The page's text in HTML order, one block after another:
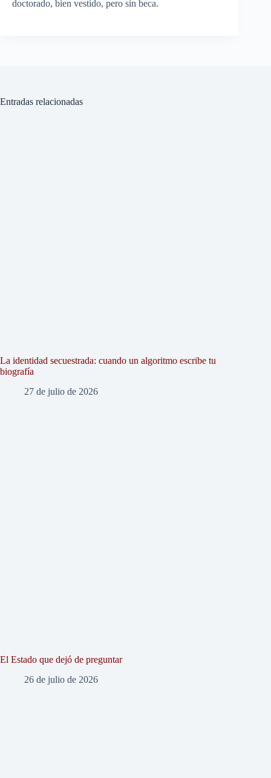
doctorado, bien vestido, pero sin beca.
Entradas relacionadas
La identidad secuestrada: cuando un algoritmo escribe tu
biografía
27 de julio de 2026
El Estado que dejó de preguntar
26 de julio de 2026